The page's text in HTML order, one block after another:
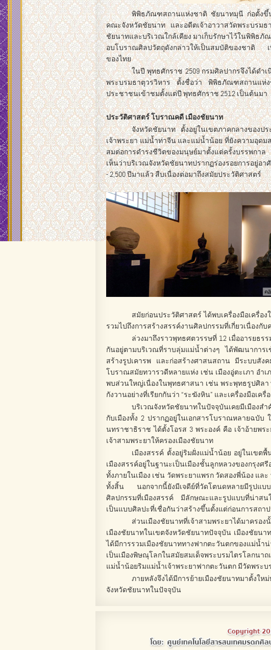
พิพิธภัณฑสถานแห่งชาติ ชัยนาทมุนี ก่อตั้งขึ้
คณะจังหวัดชัยนาท และอดีตเจ้าอาวาสวัดพระบรม
ชัยนาทและบริเวณใกล้เคียง มาเก็บรักษาไว้ในพิพิธ
อบโบราณศิลปวัตถุดังกล่าวให้เป็นสมบัติของชาติ เ
ของไทย
ในปี พุทธศักราช 2509 กรมศิลปากรจึงได้ด
พระบรมธาตุวรวิหาร ตั้งชื่อว่า พิพิธภัณฑสถานแห่
ประชาชนเข้าชมตั้งแต่ปี พุทธศักราช 2512 เป็นต้นมา
ประวัติศาสตร์ โบราณคดี เมืองชัยนาท
จังหวัดชัยนาท ตั้งอยู่ในเขตภาคกลางของ
เจ้าพระยา แม่น้ำท่าจีน และแม่น้ำน้อย ที่ยังความอุด
สมต่อการดำรงชีวิตของมนุษย์มาตั้งแต่ครั้งบรรพก
เห็นว่าบริเวณจังหวัดชัยนาทปรากฏร่องรอยการอยู่อ
- 2,500 ปีมาแล้ว สืบเนื่องต่อมาถึงสมัยประวัติศาสตร์
สมัยก่อนประวัติศาสตร์ ได้พบเครื่องมือเครื่อ
รวมไปถึงการสร้างสรรค์งานศิลปกรรมที่เกี่ยวเนื่องกั
ล่วงมาถึงราวพุทธศตวรรษที่ 12 เมื่ออารยธ
กันอยู่ตามบริเวณที่ราบลุ่มแม่น้ำต่างๆ ได้พัฒนาการเ
สร้างรูปเคารพ และก่อสร้างศาสนสถาน มีระบบสั
โบราณสมัยทวารวดีหลายแห่ง เช่น เมืองอู่ตะเภา อำ
พบส่วนใหญ่เนื่องในพุทธศาสนา เช่น พระพุทธรูปศิล
กังวานอย่างที่เรียกกันว่า “ระฆังหิน” และเครื่องมือเครื่
บริเวณจังหวัดชัยนาทในปัจจุบันเคยมีเมืองส
กับเมืองทั้ง 2 ปรากฏอยู่ในเอกสารโบราณหลายฉบับ
นทราชาธิราช ได้ตั้งโอรส 3 พระองค์ คือ เจ้าอ้ายพร
เจ้าสามพระยาให้ครองเมืองชัยนาท
เมืองสรรค์ ตั้งอยู่ริมฝั่งแม่น้ำน้อย อยู่ในเขต
เมืองสรรค์อยู่ในฐานะเป็นเมืองชั้นลูกหลวงของกรุง
ทั้งภายในเมือง เช่น วัดพระยาแพรก วัดสองพี่น้อง แ
ทั้งสิ้น นอกจากนี้ยังมีเจดีย์ที่วัดโตนดหลายมีรูปแบบ
ศิลปกรรมที่เมืองสรรค์ มีลักษณะและรูปแบบที่น่าสน
เป็นแบบศิลปะที่เชื่อกันว่าสร้างขึ้นตั้งแต่ก่อนการสถา
ส่วนเมืองชัยนาทที่เจ้าสามพระยาได้มาคร
เมืองชัยนาทในเขตจังหวัดชัยนาทปัจจุบัน เมืองชัยน
ได้มีการรวมเมืองชัยนาททางฟากตะวันตกของแม่น้
เป็นเมืองพิษณุโลกในสมัยสมเด็จพระบรมไตรโลก
แม่น้ำน้อยริมแม่น้ำเจ้าพระยาฟากตะวันตก มีวัดพระ
ภายหลังจึงได้มีการย้ายเมืองชัยนาทมาตั้งใ
จังหวัดชัยนาทในปัจจุบัน